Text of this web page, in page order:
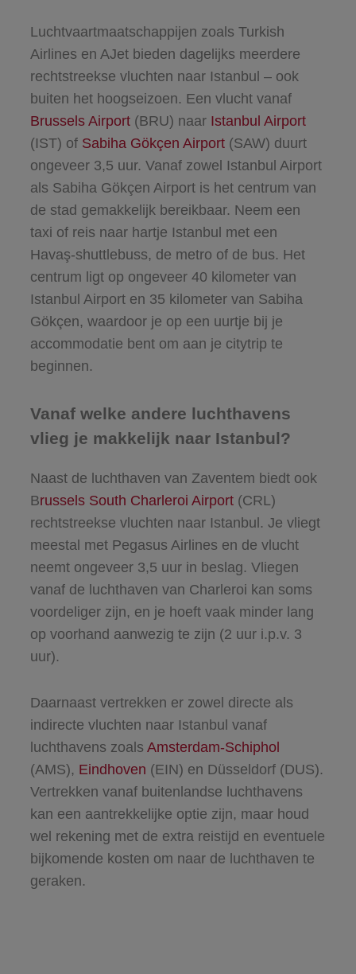
Luchtvaartmaatschappijen zoals Turkish
Airlines en AJet bieden dagelijks meerdere
rechtstreekse vluchten naar Istanbul – ook
buiten het hoogseizoen. Een vlucht vanaf
Brussels Airport(BRU) naar Istanbul Airport
(IST) of Sabiha Gökçen Airport(SAW) duurt
ongeveer 3,5 uur. Vanaf zowel Istanbul Airport
als Sabiha Gökçen Airport is het centrum van
de stad gemakkelijk bereikbaar. Neem een
taxi of reis naar hartje Istanbul met een
Havaş-shuttlebuss, de metro of de bus. Het
centrum ligt op ongeveer 40 kilometer van
Istanbul Airport en 35 kilometer van Sabiha
Gökçen, waardoor je op een uurtje bij je
accommodatie bent om aan je citytrip te
beginnen.
Vanaf welke andere luchthavens
vlieg je makkelijk naar Istanbul?
Naast de luchthaven van Zaventem biedt ook
Brussels South Charleroi Airport(CRL)
rechtstreekse vluchten naar Istanbul. Je vliegt
meestal met Pegasus Airlines en de vlucht
neemt ongeveer 3,5 uur in beslag. Vliegen
vanaf de luchthaven van Charleroi kan soms
voordeliger zijn, en je hoeft vaak minder lang
op voorhand aanwezig te zijn (2 uur i.p.v. 3
uur).
Daarnaast vertrekken er zowel directe als
indirecte vluchten naar Istanbul vanaf
luchthavens zoals Amsterdam-Schiphol
(AMS), Eindhoven (EIN) en Düsseldorf (DUS).
Vertrekken vanaf buitenlandse luchthavens
kan een aantrekkelijke optie zijn, maar houd
wel rekening met de extra reistijd en eventuele
bijkomende kosten om naar de luchthaven te
geraken.